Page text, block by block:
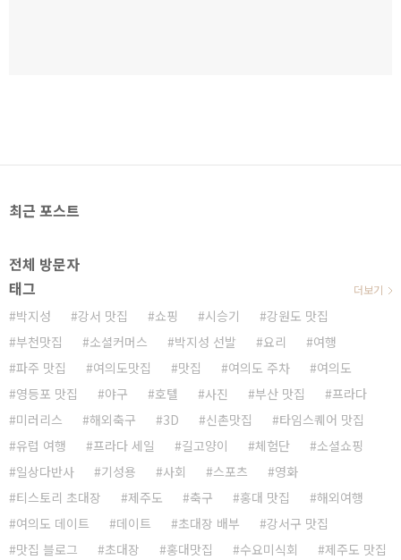
최근 포스트
전체 방문자
태그
박지성 강서 맛집 쇼핑 시승기
강원도 맛집
부천맛집
소셜커머스 박지성 선발 요리
여행
파주 맛집
여의도맛집 맛집 여의도 주차
여의도
영등포 맛집
야구 호텔 사진 부산 맛집
프라다
미러리스
해외축구 3D 신촌맛집
타임스퀘어 맛집
유럽 여행
프라다 세일 길고양이 체험단
소셜쇼핑
일상다반사
기성용 사회 스포츠
영화
티스토리 초대장
제주도 축구 홍대 맛집
해외여행
여의도 데이트
데이트 초대장 배부
강서구 맛집
맛집 블로그
초대장 홍대맛집 수요미식회
제주도 맛집
더보기